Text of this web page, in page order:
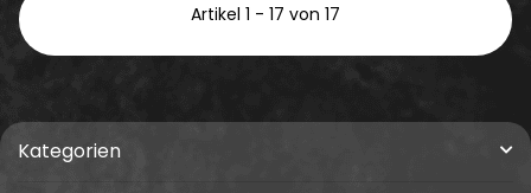
Artikel 1 - 17 von 17
Kategorien